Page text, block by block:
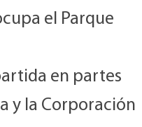
el Parque
en partes
y la Corporación